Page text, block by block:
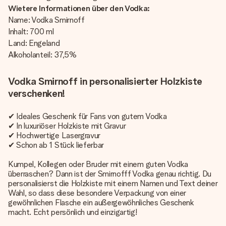
Wietere Informationen über den Vodka:
Name: Vodka Smirnoff
Inhalt: 700 ml
Land: Engeland
Alkoholanteil: 37,5%
Vodka Smirnoff in personalisierter Holzkiste
verschenken!
✔ Ideales Geschenk für Fans von gutem Vodka
✔ In luxuriöser Holzkiste mit Gravur
✔ Hochwertige Lasergravur
✔ Schon ab 1 Stück lieferbar
Kumpel, Kollegen oder Bruder mit einem guten Vodka
überraschen? Dann ist der Smirnofff Vodka genau richtig. Du
personalisierst die Holzkiste mit einem Namen und Text deiner
Wahl, so dass diese besondere Verpackung von einer
gewöhnlichen Flasche ein außergewöhnliches Geschenk
macht. Echt persönlich und einzigartig!